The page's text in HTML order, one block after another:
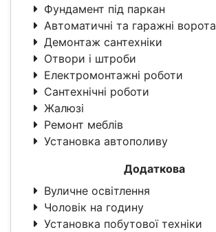
Фундамент під паркан
Автоматичні та гаражні ворота
Демонтаж сантехніки
Отвори і штроби
Електромонтажні роботи
Сантехнічні роботи
Жалюзі
Ремонт меблів
Установка автополиву
Додаткова
Вуличне освітлення
Чоловік на годину
Установка побутової техніки